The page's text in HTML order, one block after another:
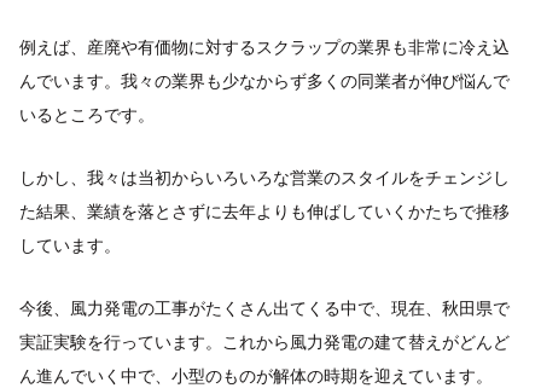
例えば、産廃や有価物に対するスクラップの業界も非常に冷え込
んでいます。我々の業界も少なからず多くの同業者が伸び悩んで
いるところです。
しかし、我々は当初からいろいろな営業のスタイルをチェンジし
た結果、業績を落とさずに去年よりも伸ばしていくかたちで推移
しています。
今後、風力発電の工事がたくさん出てくる中で、現在、秋田県で
実証実験を行っています。これから風力発電の建て替えがどんど
ん進んでいく中で、小型のものが解体の時期を迎えています。